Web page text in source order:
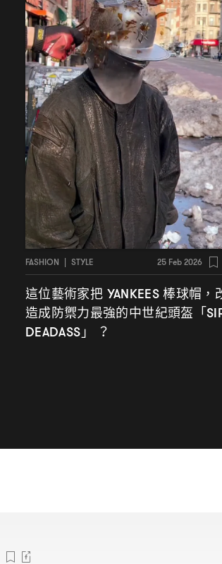
FASHION | STYLE 25 Feb 2026
這位藝術家把 YANKEES棒球帽 ，
造成防禦力最強的中世紀頭盔「
DEADASS 」 ？